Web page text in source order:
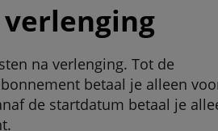
na verlenging. Tot de
betaal je alleen
de startdatum betaal je